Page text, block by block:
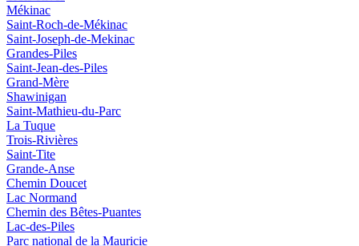
Mékinac
Saint-Roch-de-Mékinac
Saint-Joseph-de-Mekinac
Grandes-Piles
Saint-Jean-des-Piles
Grand-Mère
Shawinigan
Saint-Mathieu-du-Parc
La Tuque
Trois-Rivières
Saint-Tite
Grande-Anse
Chemin Doucet
Lac Normand
Chemin des Bêtes-Puantes
Lac-des-Piles
Parc national de la Mauricie